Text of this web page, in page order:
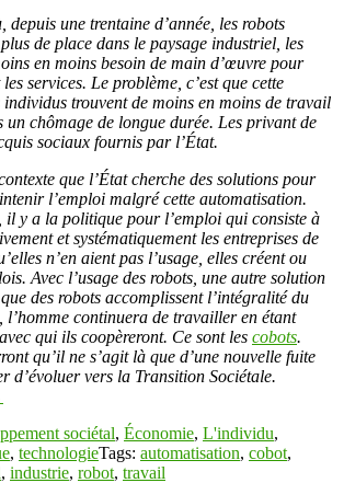
depuis une trentaine d’année, les robots
de place dans le paysage industriel, les
en moins besoin de main d’œuvre pour
services. Le problème, c’est que cette
trouvent de moins en moins de travail
un chômage de longue durée. Les privant de
sociaux fournis par l’État.
que l’État cherche des solutions pour
l’emploi malgré cette automatisation.
il y a la politique pour l’emploi qui consiste à
et systématiquement les entreprises de
n’en aient pas l’usage, elles créent ou
Avec l’usage des robots, une autre solution
des robots accomplissent l’intégralité du
l’homme continuera de travailler en étant
qui ils coopèreront. Ce sont les cobots.
qu’il ne s’agit là que d’une nouvelle fuite
d’évoluer vers la Transition Sociétale.
sociétal, Économie, L'individu,
, technologieTags: automatisation, cobot,
, industrie, robot, travail